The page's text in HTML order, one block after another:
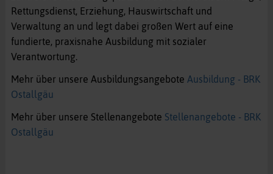
Rettungsdienst, Erziehung, Hauswirtschaft und
Verwaltung an und legt dabei großen Wert auf eine
fundierte, praxisnahe Ausbildung mit sozialer
Verantwortung.
Mehr über unsere Ausbildungsangebote Ausbildung - BRK
Ostallgäu
Mehr über unsere Stellenangebote Stellenangebote - BRK
Ostallgäu